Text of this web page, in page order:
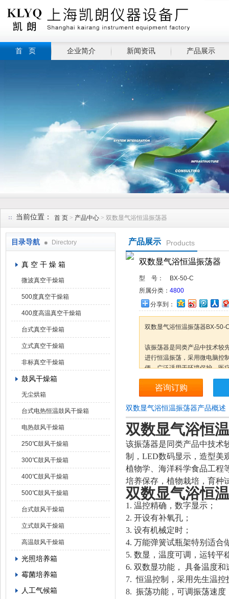
首 页 企业简介 新闻资讯 产品展示
当前位置： 首 页 > 产品中心 > 双数显气浴恒温振荡器
目录导航 Directory
真 空 干 燥 箱
微波真空干燥箱
500度真空干燥箱
400度高温真空干燥箱
台式真空干燥箱
立式真空干燥箱
非标真空干燥箱
鼓风干燥箱
无尘烘箱
台式电热恒温鼓风干燥箱
电热鼓风干燥箱
250℃鼓风干燥箱
300℃鼓风干燥箱
400℃鼓风干燥箱
500℃鼓风干燥箱
台式鼓风干燥箱
立式鼓风干燥箱
高温鼓风干燥箱
光照培养箱
霉菌培养箱
人工气候箱
产品展示 Products
双数显气浴恒温振荡器
型 号：
BX-50-C
所属分类： 4800
分享到：
双数显气浴恒温振荡器BX-50-
该振荡器是同类产品中技术较
进行恒温振荡，采用微电脑控
便。广泛适用于环境保护，医
科学食品工程等科研，生产部
毒、霉菌、微生物的培养保
温设备。
咨询订购
双数显气浴恒温振荡器产品概述
双数显气浴恒
该振荡器是同类产品中技术
制， LED数码显示，造型美
植物学、海洋科学食品工程
培养保存，植物栽培，育种
双数显气浴恒
1. 温控精确，数字显示；
2. 开设有补氧孔；
3. 设有机械定时；
4. 万能弹簧试瓶架特别适合
5. 数显，温度可调，运转平
6. 双数显功能，
具备温度和
7. 恒温控制，采用先生温
8. 振荡功能，可调振荡速